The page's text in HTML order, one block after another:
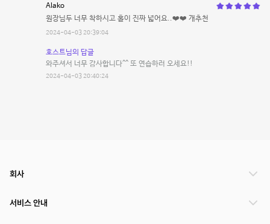
Alako
원장님두 너무 착하시고 홀이 진짜 넓어요..❤️❤️ 개추천
2024-04-03 20:39:04
호스트님의 답글
와주셔서 너무 감사합니다^^ 또 연습하러 오세요!!
2024-04-03 20:40:24
회사
서비스 안내